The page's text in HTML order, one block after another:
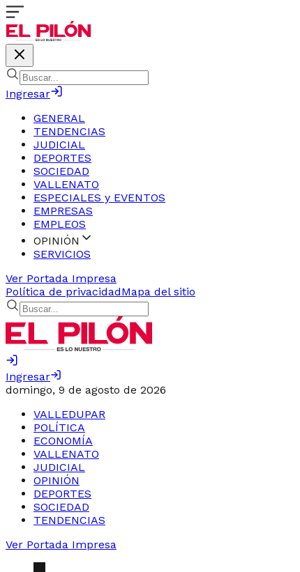
Ingresar
GENERAL
TENDENCIAS
JUDICIAL
DEPORTES
SOCIEDAD
VALLENATO
ESPECIALES y EVENTOS
EMPRESAS
EMPLEOS
OPINIÓN
SERVICIOS
Ver Portada Impresa
Política de privacidadMapa del sitio
Ingresar
domingo, 9 de agosto de 2026
VALLEDUPAR
POLÍTICA
ECONOMÍA
VALLENATO
JUDICIAL
OPINIÓN
DEPORTES
SOCIEDAD
TENDENCIAS
Ver Portada Impresa